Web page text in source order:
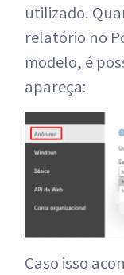
utilizado.
relatório no
modelo, é
apareça:
Caso isso